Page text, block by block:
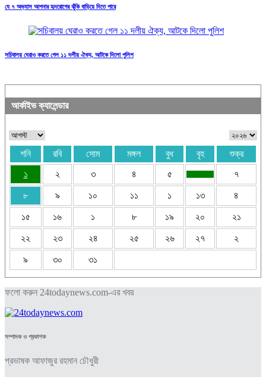
যে ৭ অভ্যাস আপনার হৃদরোগের ঝুঁকি বাড়িয়ে দিতে পারে
সচিবালয় ঘেরাও করতে গেল ১১ দলীয় ঐক্য, আটকে দিলো পুলিশ
আর্কাইভ ক্যালেন্ডার
শনি রবি সোম মঙ্গল বুধ বৃহ
শুক্র
১
২ ৩ ৪ ৫ ৭
৮ ৯ ১০ ১১ ১ ১৩ ৪
১৫ ১৬ ১ ৮ ১৯ ২০ ২১
২২ ২৩ ২৪ ২৫ ২৬ ২৭ ২
৯ ৩০ ৩১
ফলো করুন 24todaynews.com-এর খবর
সম্পাদক ও প্রকাশক
প্রভাষক আফাজুর রহমান চৌধুরী